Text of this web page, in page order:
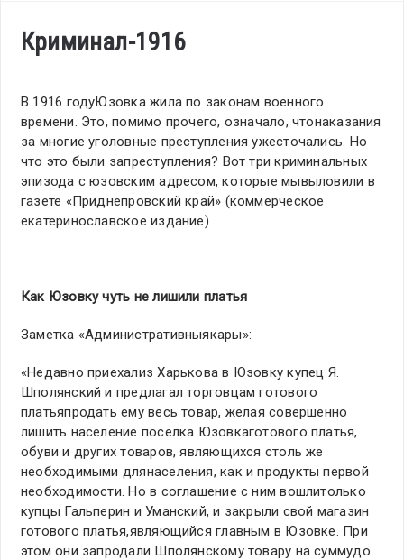
Криминал-1916
В 1916 годуЮзовка жила по законам военного
времени. Это, помимо прочего, означало, чтонаказания
за многие уголовные преступления ужесточались. Но
что это были запреступления? Вот три криминальных
эпизода с юзовским адресом, которые мывыловили в
газете «Приднепровский край» (коммерческое
екатеринославское издание).
Как Юзовку чуть не лишили платья
Заметка «Административныякары»:
«Недавно приехализ Харькова в Юзовку купец Я.
Шполянский и предлагал торговцам готового
платьяпродать ему весь товар, желая совершенно
лишить население поселка Юзовкаготового платья,
обуви и других товаров, являющихся столь же
необходимыми длянаселения, как и продукты первой
необходимости. Но в соглашение с ним вошлитолько
купцы Гальперин и Уманский, и закрыли свой магазин
готового платья,являющийся главным в Юзовке. При
этом они запродали Шполянскому товару на суммудо